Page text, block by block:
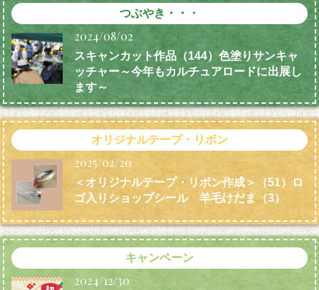
つぶやき・・・
2024/08/02
スキャンカット作品（144）色塗りサンキャ
ッチャー～今年もカルチュアロードに出展し
ます～
オリジナルテープ・リボン
2025/02/20
＜オリジナルテープ・リボン作成＞（51）ロ
ゴ入りショップシール 羊毛けだま （3）
キャンペーン
2024/12/30